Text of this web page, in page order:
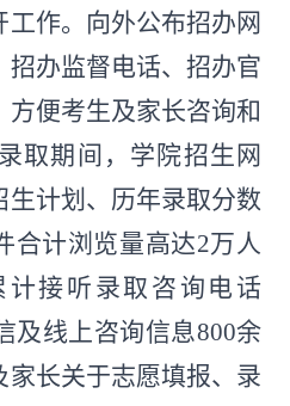
作。向外公布招办网
办监督电话、招办官
便考生及家长咨询和
取期间，学院招生网
生计划、历年录取分数
合计浏览量高达2万人
接听录取咨询电话
及线上咨询信息800余
家长关于志愿填报、录